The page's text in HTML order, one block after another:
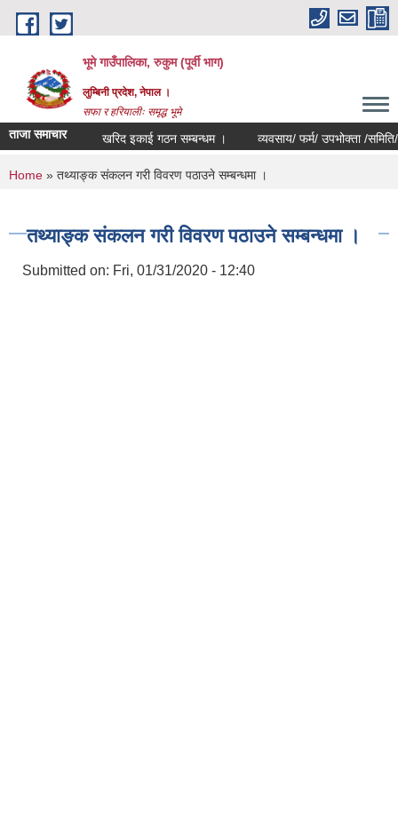
Skip to main content
भूमे गाउँपालिका, रुकुम (पूर्वी भाग)
लुम्बिनी प्रदेश, नेपाल ।
सफा र हरियालीः समृद्ध भूमे
ताजा समाचारखरिद इकाई गठन सम्बन्धम । व्यवसाय/ फर्म/ उपभोक्ता /समिति/ समुह/
You are here
Home » तथ्याङ्क संकलन गरी विवरण पठाउने सम्बन्धमा ।
तथ्याङ्क संकलन गरी विवरण पठाउने सम्बन्धमा ।
Submitted on: Fri, 01/31/2020 - 12:40